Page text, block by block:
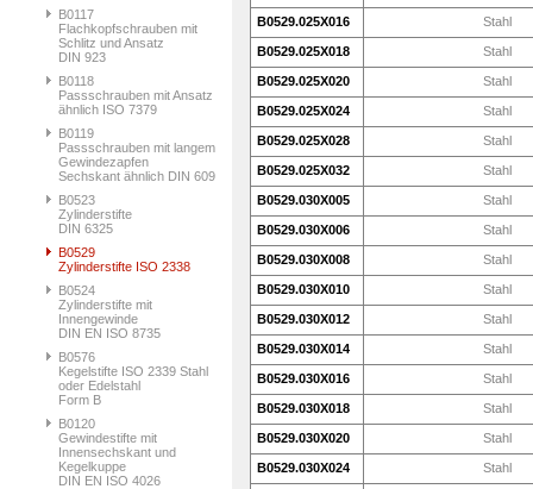
B0117
Flachkopfschrauben mit
Schlitz und Ansatz
DIN 923
B0118
Passschrauben mit Ansatz
ähnlich ISO 7379
B0119
Passschrauben mit langem
Gewindezapfen
Sechskant ähnlich DIN 609
B0523
Zylinderstifte
DIN 6325
B0529
Zylinderstifte ISO 2338
B0524
Zylinderstifte mit
Innengewinde
DIN EN ISO 8735
B0576
Kegelstifte ISO 2339 Stahl
oder Edelstahl
Form B
B0120
Gewindestifte mit
Innensechskant und
Kegelkuppe
DIN EN ISO 4026
B0529.025X016 Stahl
B0529.025X018 Stahl
B0529.025X020 Stahl
B0529.025X024 Stahl
B0529.025X028 Stahl
B0529.025X032 Stahl
B0529.030X005 Stahl
B0529.030X006 Stahl
B0529.030X008 Stahl
B0529.030X010 Stahl
B0529.030X012 Stahl
B0529.030X014 Stahl
B0529.030X016 Stahl
B0529.030X018 Stahl
B0529.030X020 Stahl
B0529.030X024 Stahl